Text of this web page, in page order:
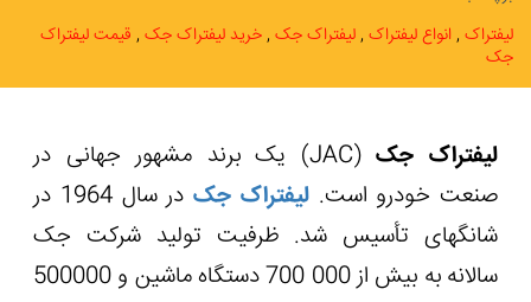
لیفتراک انواع لیفتراک لیفتراک جک خرید لیفتراک جک قیمت لیفتراک
جک
لیفتراک جک(
JAC) یک برند مشهور جهانی در
صنعت خودرو است.لیفتراک جک
در سال 1964 در
شانگهای تأسیس شد. ظرفیت تولید شرکت جک
سالانه به بیش از 000 700 دستگاه ماشین و 500000